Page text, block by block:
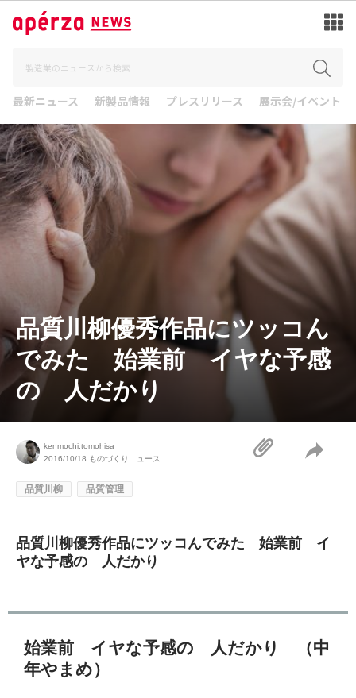
最新ニュース 新製品情報 プレスリリース 展示会/イベント
品質川柳優秀作品にツッコん
でみた 始業前 イヤな予感
の 人だかり
kenmochi.tomohisa
2016/10/18 ものづくりニュース
品質川柳 品質管理
品質川柳優秀作品にツッコんでみた 始業前 イ
ヤな予感の 人だかり
始業前 イヤな予感の 人だかり （中
年やまめ）